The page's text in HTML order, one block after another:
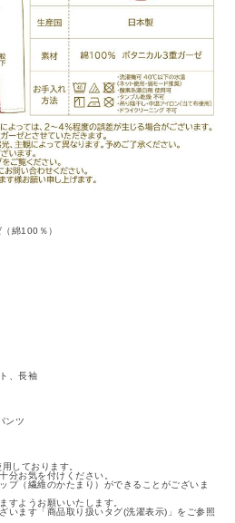
綿100％）
、長袖
ンツ
しております。
分お気を付けください。
プ（繊維のかたまり）ができることがございま
すようお願いいたします。
います「商品取り扱いタグ(洗濯表示)」をご参照